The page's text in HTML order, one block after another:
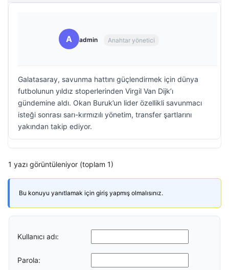
A admin Anahtar yönetici
Galatasaray, savunma hattını güçlendirmek için dünya
futbolunun yıldız stoperlerinden Virgil Van Dijk’ı
gündemine aldı. Okan Buruk’un lider özellikli savunmacı
isteği sonrası sarı-kırmızılı yönetim, transfer şartlarını
yakından takip ediyor.
1 yazı görüntüleniyor (toplam 1)
Bu konuyu yanıtlamak için giriş yapmış olmalısınız.
Kullanıcı adı:
Parola: